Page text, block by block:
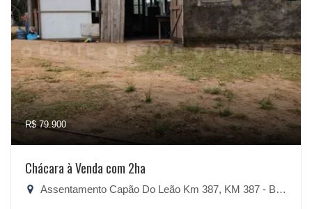
R$ 79.900
Chácara à Venda com 2ha
Assentamento Capão Do Leão Km 387, KM 387 - Bandeirinha, Camaquã-RS